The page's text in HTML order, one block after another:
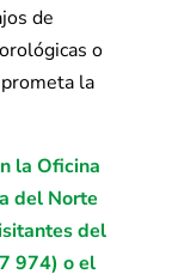
de
o
la
la Oficina
del Norte
del
974) o el